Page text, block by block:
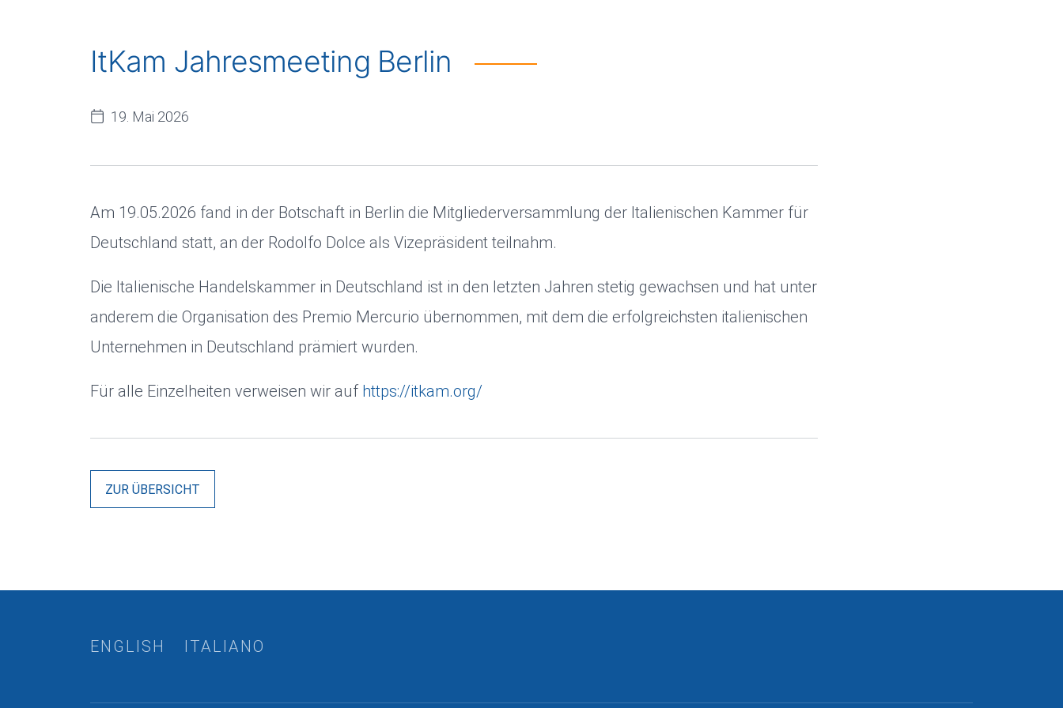
ItKam Jahresmeeting Berlin
19. Mai 2026
Am 19.05.2026 fand in der Botschaft in Berlin die Mitgliederversammlung der Italienischen Kammer für
Deutschland statt, an der Rodolfo Dolce als Vizepräsident teilnahm.
Die Italienische Handelskammer in Deutschland ist in den letzten Jahren stetig gewachsen und hat unter
anderem die Organisation des Premio Mercurio übernommen, mit dem die erfolgreichsten italienischen
Unternehmen in Deutschland prämiert wurden.
Für alle Einzelheiten verweisen wir auf https://itkam.org/
ZUR ÜBERSICHT
ENGLISH ITALIANO